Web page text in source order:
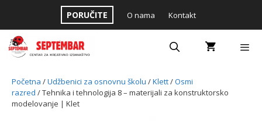
content
PORUČITE O nama Kontakt
Početna /Udžbenici za osnovnu školu /Klett/Osmi
razred / Tehnika i tehnologija 8 – materijali za konstruktorsko
modelovanje | Klet